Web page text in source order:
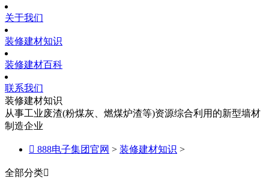
关于我们
装修建材知识
装修建材百科
联系我们
装修建材知识
从事工业废渣(粉煤灰、燃煤炉渣等)资源综合利用的新型墙材
制造企业
 888电子集团官网 > 装修建材知识 >
全部分类